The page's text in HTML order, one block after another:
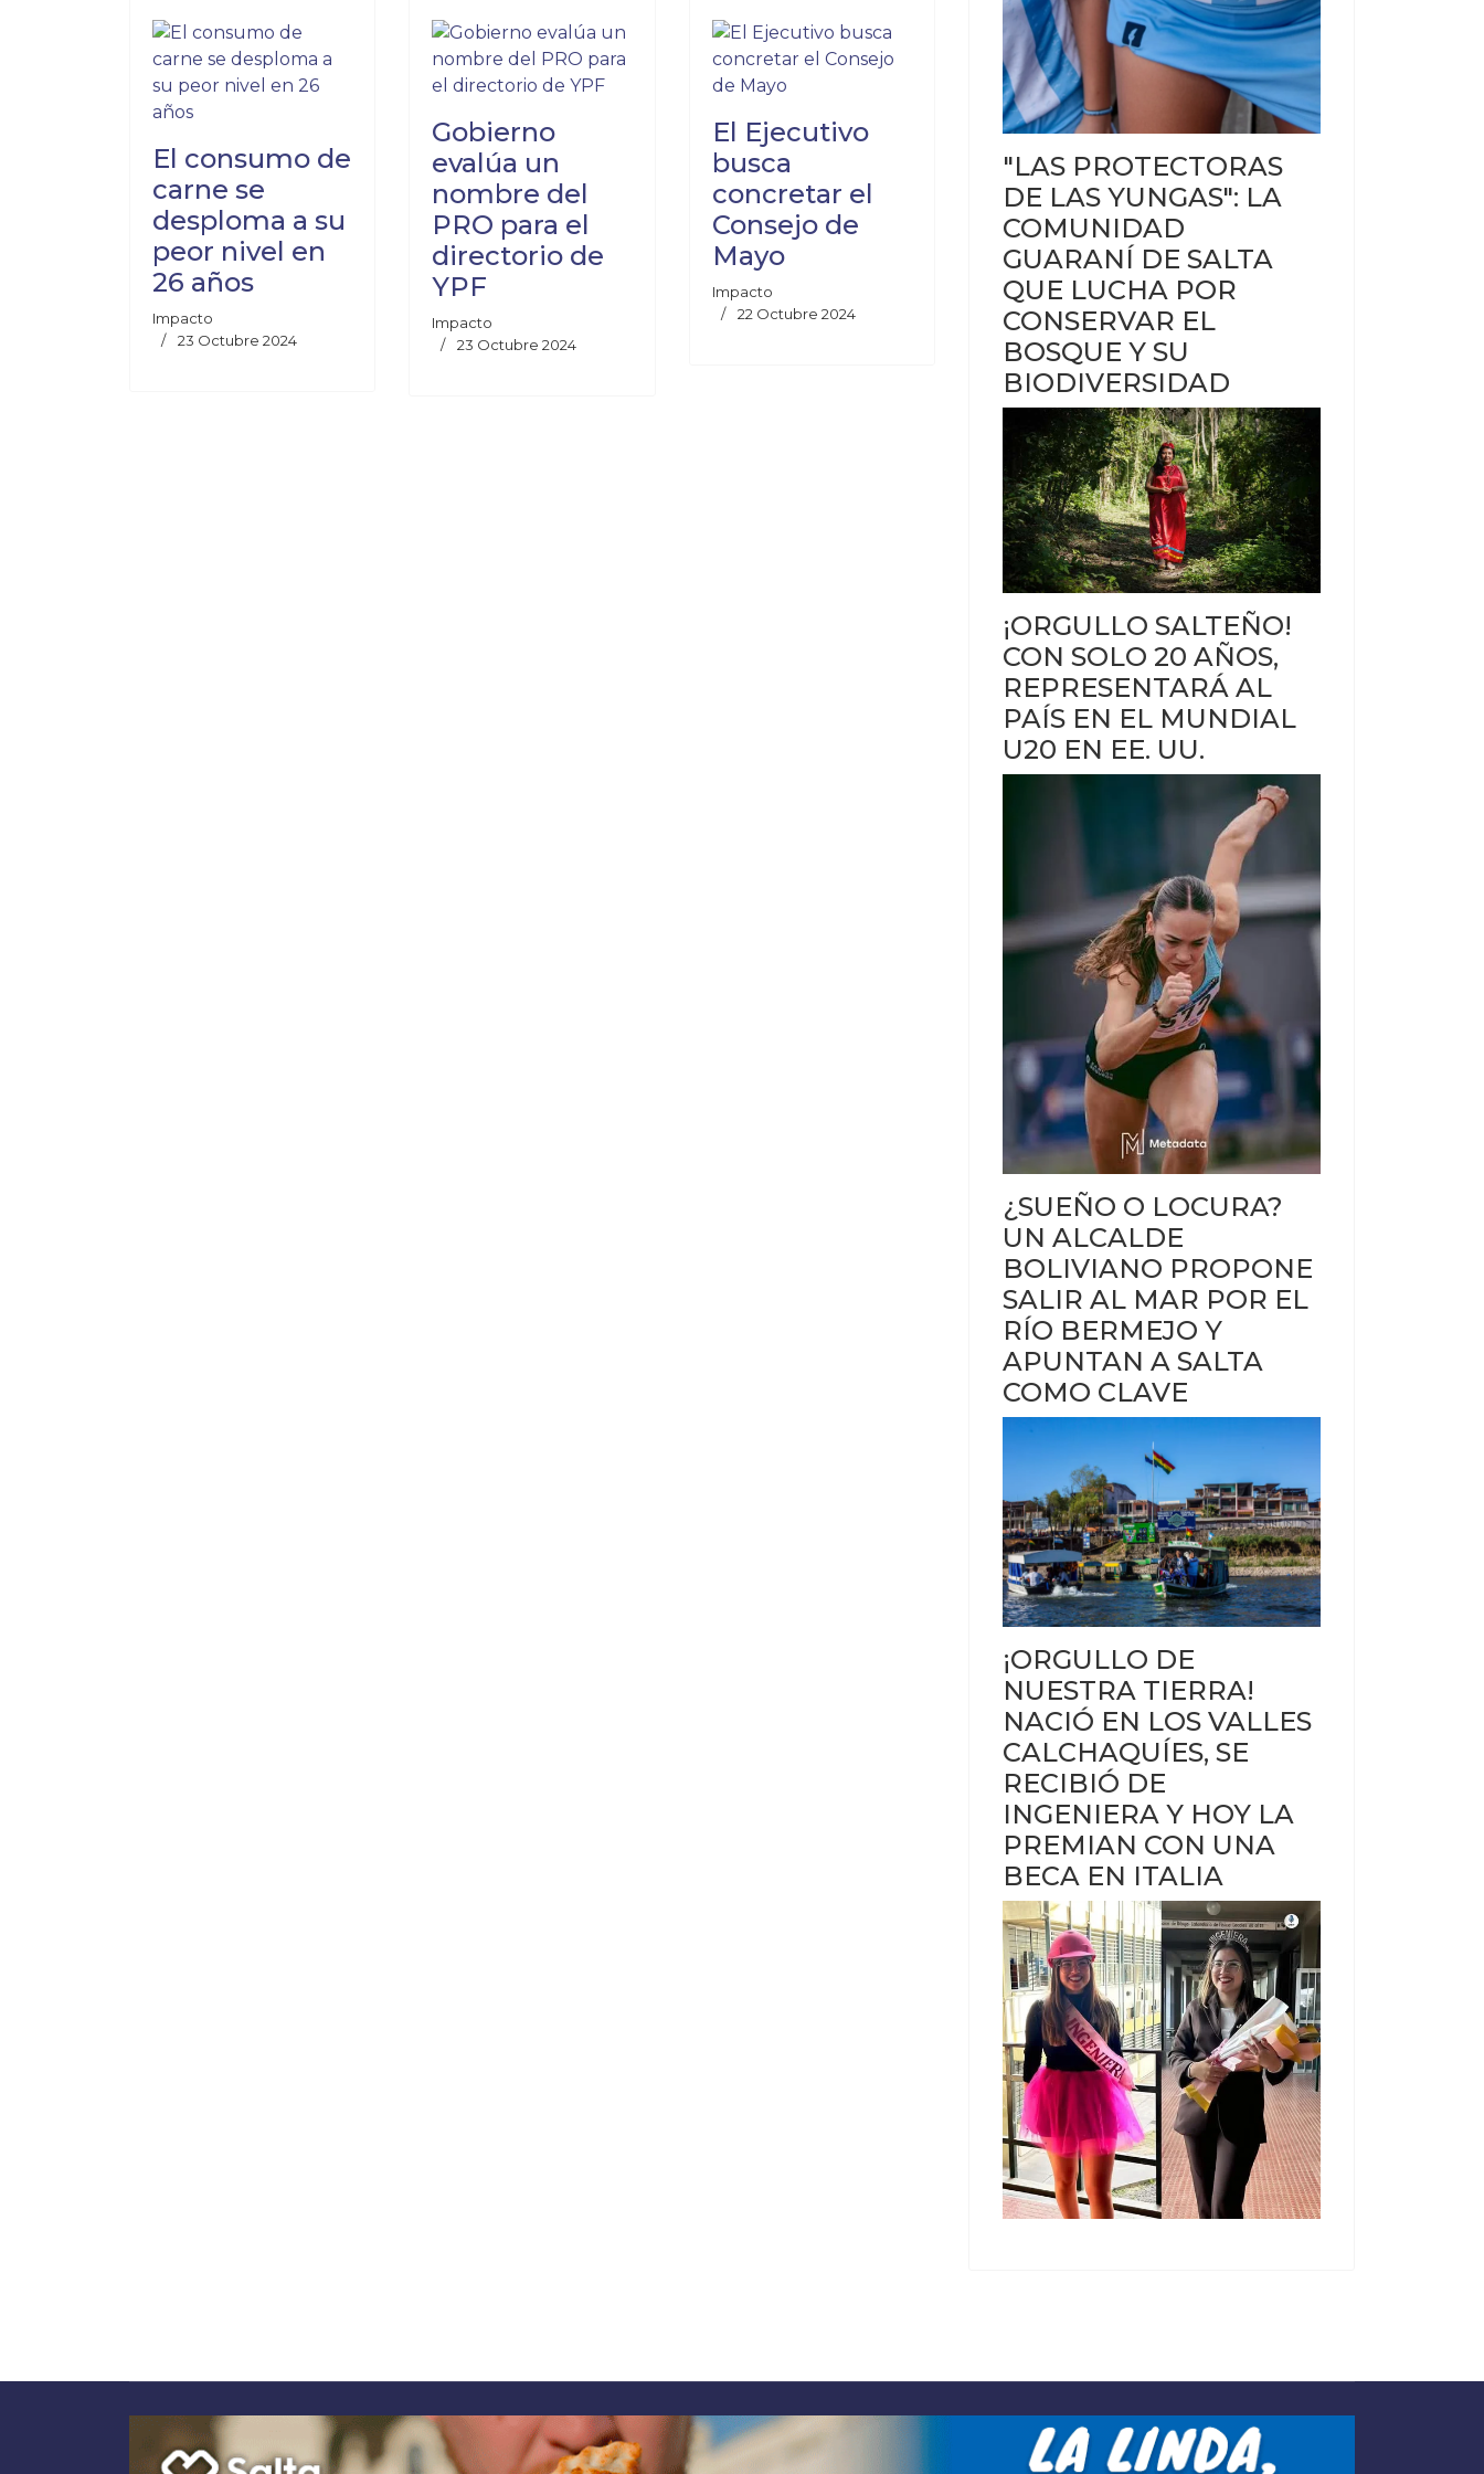
El consumo de
carne se
desploma a su
peor nivel en
26 años
Impacto
23 Octubre 2024
Gobierno
evalúa un
nombre del
PRO para el
directorio de
YPF
Impacto
23 Octubre 2024
El Ejecutivo
busca
concretar el
Consejo de
Mayo
Impacto
22 Octubre 2024
"LAS PROTECTORAS
DE LAS YUNGAS": LA
COMUNIDAD
GUARANÍ DE SALTA
QUE LUCHA POR
CONSERVAR EL
BOSQUE Y SU
BIODIVERSIDAD
¡ORGULLO SALTEÑO!
CON SOLO 20 AÑOS,
REPRESENTARÁ AL
PAÍS EN EL MUNDIAL
U20 EN EE. UU.
¿SUEÑO O LOCURA?
UN ALCALDE
BOLIVIANO PROPONE
SALIR AL MAR POR EL
RÍO BERMEJO Y
APUNTAN A SALTA
COMO CLAVE
¡ORGULLO DE
NUESTRA TIERRA!
NACIÓ EN LOS VALLES
CALCHAQUÍES, SE
RECIBIÓ DE
INGENIERA Y HOY LA
PREMIAN CON UNA
BECA EN ITALIA